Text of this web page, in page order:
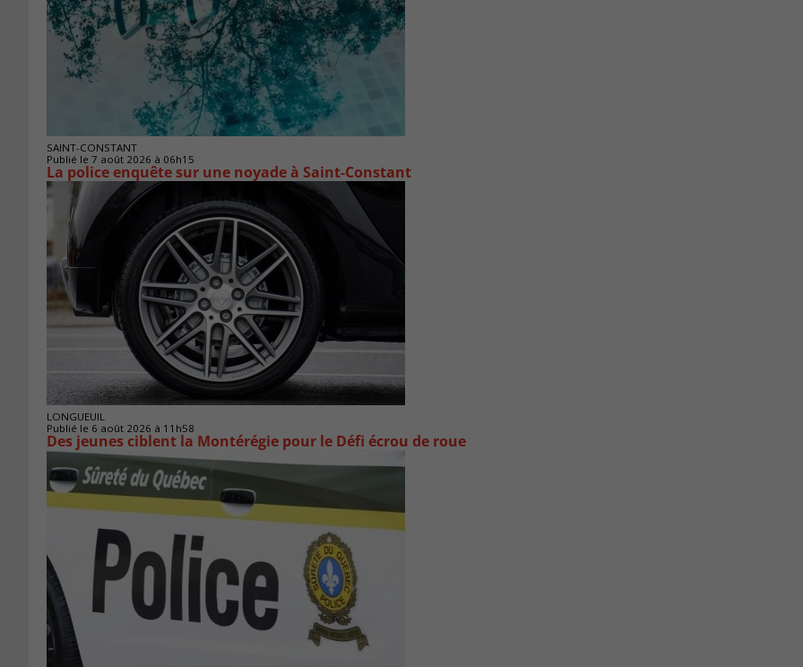
SAINT-CONSTANT
Publié le 7 août 2026 à 06h15
La police enquête sur une noyade à Saint-Constant
LONGUEUIL
Publié le 6 août 2026 à 11h58
Des jeunes ciblent la Montérégie pour le Défi écrou de roue